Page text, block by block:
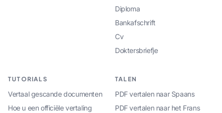
Diploma
Bankafschrift
Cv
Doktersbriefje
TUTORIALS
Vertaal gescande documenten
Hoe u een officiële vertaling
TALEN
PDF vertalen naar Spaans
PDF vertalen naar het Frans